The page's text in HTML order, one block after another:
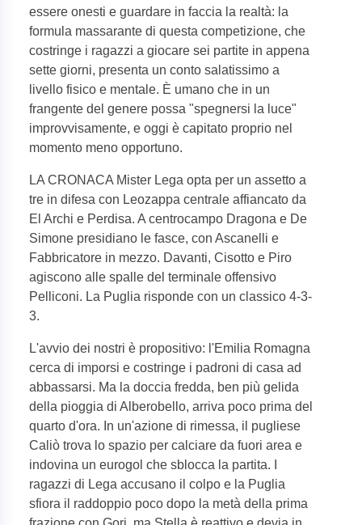
essere onesti e guardare in faccia la realtà: la
formula massarante di questa competizione, che
costringe i ragazzi a giocare sei partite in appena
sette giorni, presenta un conto salatissimo a
livello fisico e mentale. È umano che in un
frangente del genere possa "spegnersi la luce"
improvvisamente, e oggi è capitato proprio nel
momento meno opportuno.
LA CRONACA Mister Lega opta per un assetto a
tre in difesa con Leozappa centrale affiancato da
El Archi e Perdisa. A centrocampo Dragona e De
Simone presidiano le fasce, con Ascanelli e
Fabbricatore in mezzo. Davanti, Cisotto e Piro
agiscono alle spalle del terminale offensivo
Pelliconi. La Puglia risponde con un classico 4-3-
3.
L'avvio dei nostri è propositivo: l'Emilia Romagna
cerca di imporsi e costringe i padroni di casa ad
abbassarsi. Ma la doccia fredda, ben più gelida
della pioggia di Alberobello, arriva poco prima del
quarto d'ora. In un'azione di rimessa, il pugliese
Caliò trova lo spazio per calciare da fuori area e
indovina un eurogol che sblocca la partita. I
ragazzi di Lega accusano il colpo e la Puglia
sfiora il raddoppio poco dopo la metà della prima